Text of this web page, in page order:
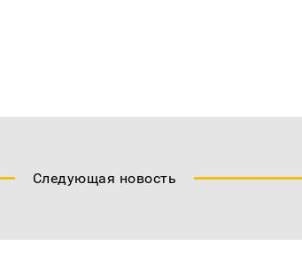
Следующая новость